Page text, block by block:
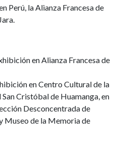
Perú, la Alianza Francesa de
en Alianza Francesa de
en Centro Cultural de la
Cristóbal de Huamanga, en
Desconcentrada de
Museo de la Memoria de